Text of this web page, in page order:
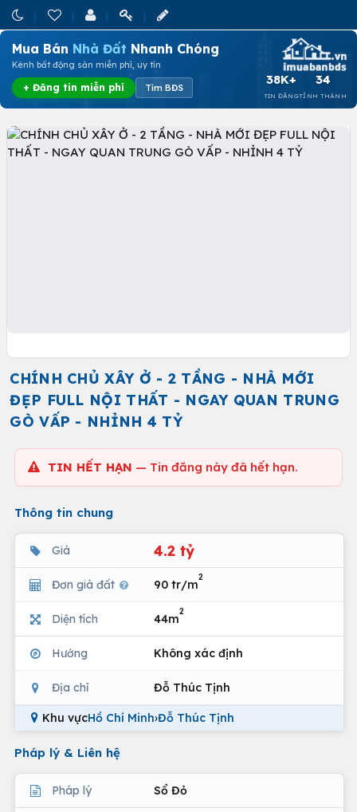
Mua Bán Nhà Đất Nhanh Chóng
Kênh bất động sản miễn phí, uy tín
+ Đăng tin miễn phí Tìm BĐS
38K+
TIN ĐĂNG
34
TỈNH THÀNH
CHÍNH CHỦ XÂY Ở - 2 TẦNG - NHÀ MỚI
ĐẸP FULL NỘI THẤT - NGAY QUAN TRUNG
GÒ VẤP - NHỈNH 4 TỶ
TIN HẾT HẠN — Tin đăng này đã hết hạn.
Thông tin chung
Giá 4.2 tỷ
Đơn giá đất 90 tr/m
2
Diện tích 44m
2
Hướng Không xác định
Địa chỉ Đỗ Thúc Tịnh
Khu vựcHồ Chí Minh›Đỗ Thúc Tịnh
Pháp lý & Liên hệ
Pháp lý Sổ Đỏ